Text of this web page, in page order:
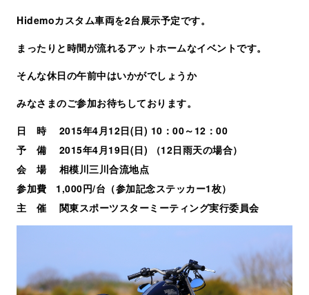
Hidemoカスタム車両を2台展示予定です。
まったりと時間が流れるアットホームなイベントです。
そんな休日の午前中はいかがでしょうか
みなさまのご参加お待ちしております。
日 時 2015年4月12日(日) 10：00～12：00
予 備 2015年4月19日(日) （12日雨天の場合）
会 場 相模川三川合流地点
参加費 1,000円/台（参加記念ステッカー1枚）
主 催 関東スポーツスターミーティング実行委員会